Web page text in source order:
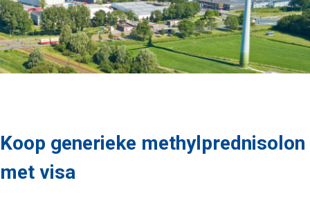
Koop generieke methylprednisolon
met visa